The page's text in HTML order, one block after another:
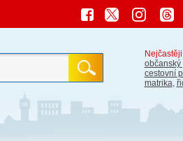
občanský
cestovní
matrika,